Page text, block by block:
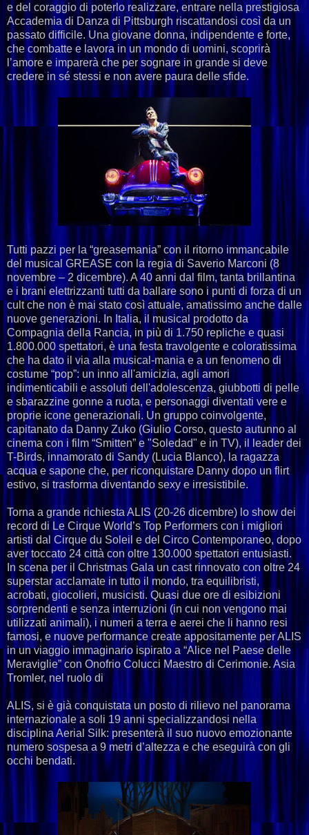
e del coraggio di poterlo realizzare, entrare nella prestigiosa
Accademia di Danza di Pittsburgh riscattandosi così da un
passato difficile. Una giovane donna, indipendente e forte,
che combatte e lavora in un mondo di uomini, scoprirà
l’amore e imparerà che per sognare in grande si deve
credere in sé stessi e non avere paura delle sfide.
Tutti pazzi per la “greasemania” con il ritorno immancabile
del musical GREASE con la regia di Saverio Marconi (8
novembre – 2 dicembre). A 40 anni dal film, tanta brillantina
e i brani elettrizzanti tutti da ballare sono i punti di forza di un
cult che non è mai stato così attuale, amatissimo anche dalle
nuove generazioni. In Italia, il musical prodotto da
Compagnia della Rancia, in più di 1.750 repliche e quasi
1.800.000 spettatori, è una festa travolgente e coloratissima
che ha dato il via alla musical-mania e a un fenomeno di
costume “pop”: un inno all'amicizia, agli amori
indimenticabili e assoluti dell'adolescenza, giubbotti di pelle
e sbarazzine gonne a ruota, e personaggi diventati vere e
proprie icone generazionali. Un gruppo coinvolgente,
capitanato da Danny Zuko (Giulio Corso, questo autunno al
cinema con i film “Smitten” e "Soledad" e in TV), il leader dei
T-Birds, innamorato di Sandy (Lucia Blanco), la ragazza
acqua e sapone che, per riconquistare Danny dopo un flirt
estivo, si trasforma diventando sexy e irresistibile.
Torna a grande richiesta ALIS (20-26 dicembre) lo show dei
record di Le Cirque World’s Top Performers con i migliori
artisti dal Cirque du Soleil e del Circo Contemporaneo, dopo
aver toccato 24 città con oltre 130.000 spettatori entusiasti.
In scena per il Christmas Gala un cast rinnovato con oltre 24
superstar acclamate in tutto il mondo, tra equilibristi,
acrobati, giocolieri, musicisti. Quasi due ore di esibizioni
sorprendenti e senza interruzioni (in cui non vengono mai
utilizzati animali), i numeri a terra e aerei che li hanno resi
famosi, e nuove performance create appositamente per ALIS
in un viaggio immaginario ispirato a “Alice nel Paese delle
Meraviglie” con Onofrio Colucci Maestro di Cerimonie. Asia
Tromler, nel ruolo di
ALIS, si è già conquistata un posto di rilievo nel panorama
internazionale a soli 19 anni specializzandosi nella
disciplina Aerial Silk: presenterà il suo nuovo emozionante
numero sospesa a 9 metri d’altezza e che eseguirà con gli
occhi bendati.